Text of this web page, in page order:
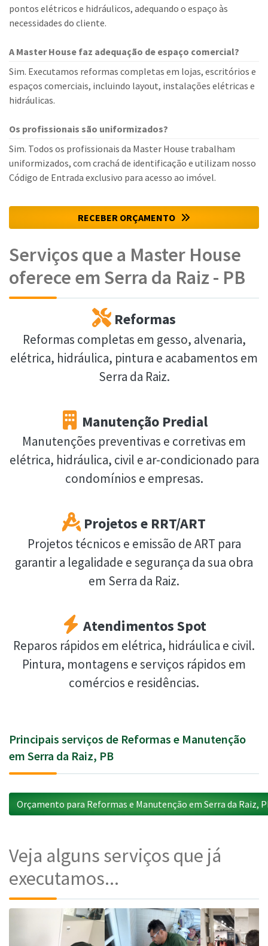
pontos elétricos e hidráulicos, adequando o espaço às
necessidades do cliente.
A Master House faz adequação de espaço comercial?
Sim. Executamos reformas completas em lojas, escritórios e
espaços comerciais, incluindo layout, instalações elétricas e
hidráulicas.
Os profissionais são uniformizados?
Sim. Todos os profissionais da Master House trabalham
uniformizados, com crachá de identificação e utilizam nosso
Código de Entrada exclusivo para acesso ao imóvel.
RECEBER ORÇAMENTO
Serviços que a Master House
oferece em Serra da Raiz - PB
Reformas
Reformas completas em gesso, alvenaria,
elétrica, hidráulica, pintura e acabamentos em
Serra da Raiz.
Manutenção Predial
Manutenções preventivas e corretivas em
elétrica, hidráulica, civil e ar-condicionado para
condomínios e empresas.
Projetos e RRT/ART
Projetos técnicos e emissão de ART para
garantir a legalidade e segurança da sua obra
em Serra da Raiz.
Atendimentos Spot
Reparos rápidos em elétrica, hidráulica e civil.
Pintura, montagens e serviços rápidos em
comércios e residências.
Principais serviços de Reformas e Manutenção
em Serra da Raiz, PB
Orçamento para Reformas e Manutenção em Serra da Raiz,
Veja alguns serviços que já
executamos...